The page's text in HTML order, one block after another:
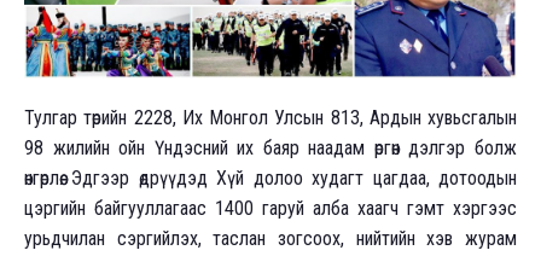
Тулгар төрийн 2228, Их Монгол Улсын 813, Ардын хувьсгалын
98 жилийн ойн Үндэсний их баяр наадам өргөн дэлгэр болж
өнгөрлөө. Эдгээр өдрүүдэд Хүй долоо худагт цагдаа, дотоодын
цэргийн байгууллагаас 1400 гаруй алба хаагч гэмт хэргээс
урьдчилан сэргийлэх, таслан зогсоох, нийтийн хэв журам